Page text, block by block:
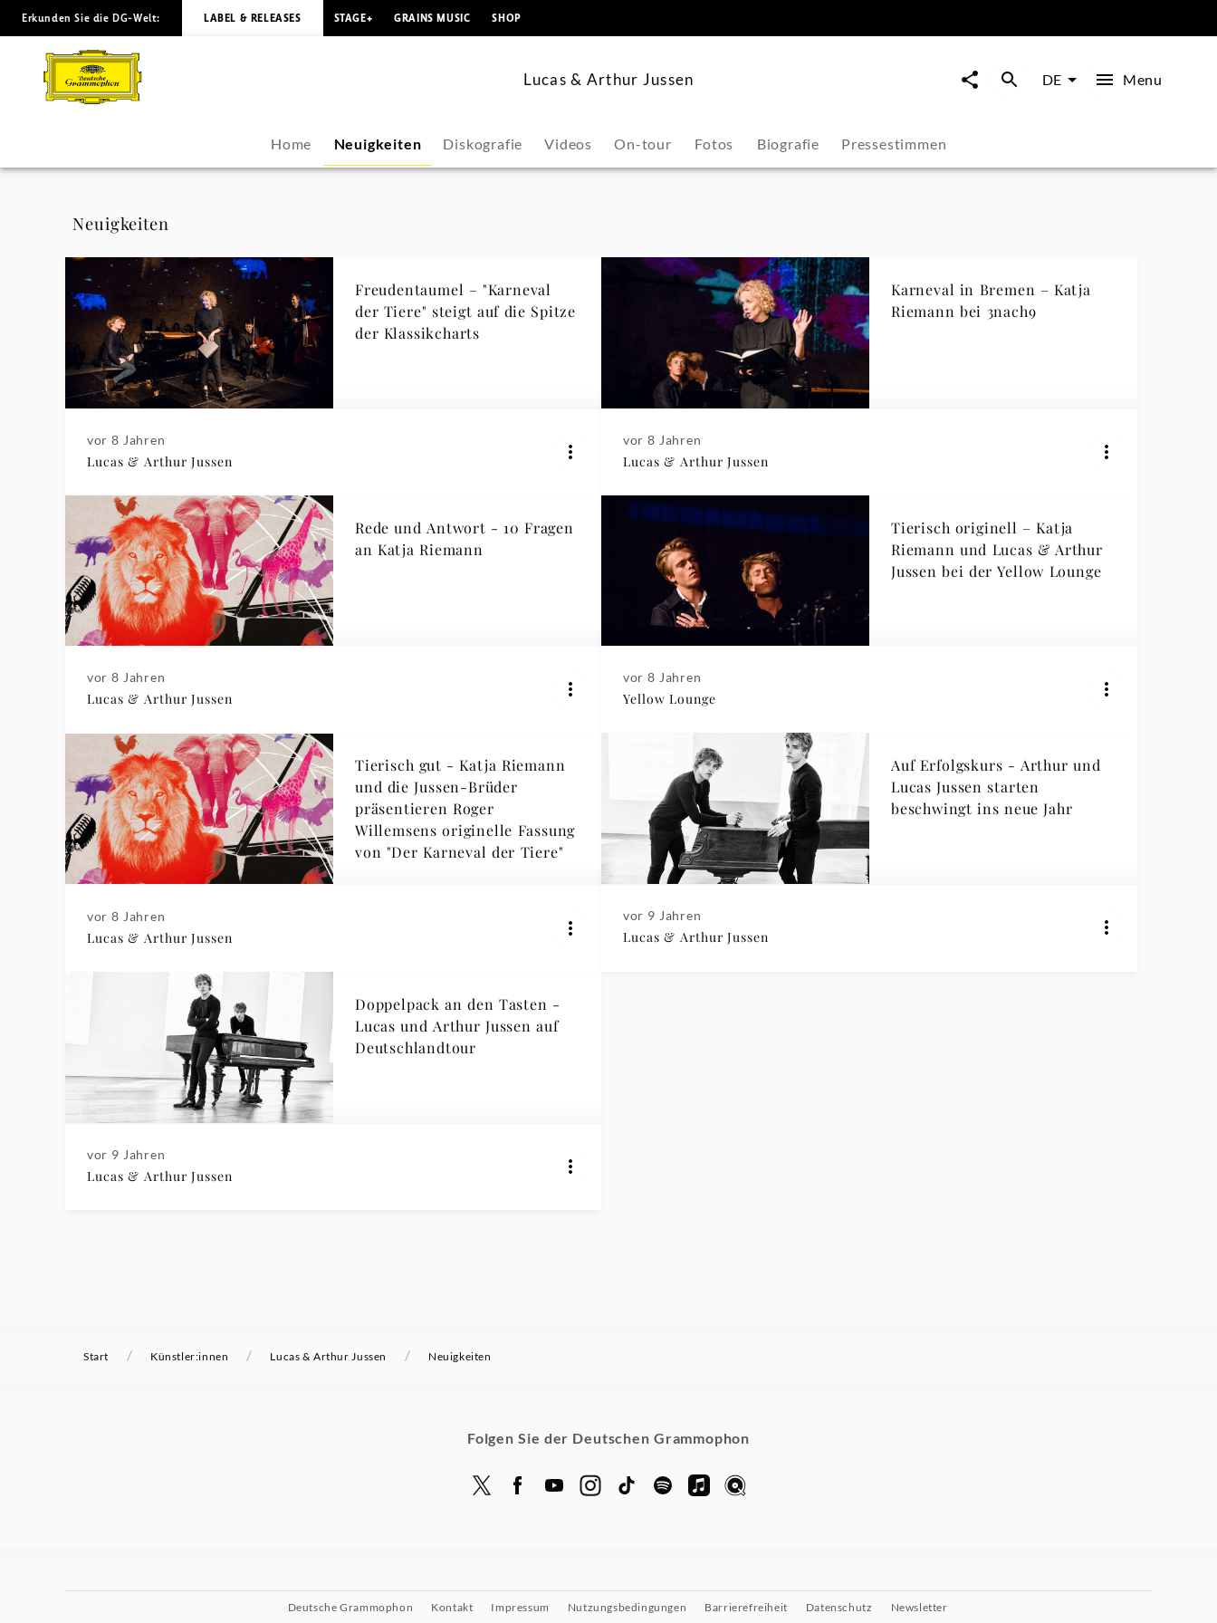
Lucas
Jussen
Neuigkeiten
Deutsche
Grammophon
Erkunden Sie die DG-Welt: LABEL & RELEASES STAGE+ GRAINS MUSIC SHOP
Lucas & Arthur Jussen DE Menu
Home Neuigkeiten Diskografie Videos On-tour Fotos Biografie Pressestimmen
Neuigkeiten
Freudentaumel – "Karneval
der Tiere" steigt auf die Spitze
der Klassikcharts
vor 8 Jahren
Lucas & Arthur Jussen
Karneval in Bremen – Katja
Riemann bei 3nach9
vor 8 Jahren
Lucas & Arthur Jussen
Rede und Antwort - 10 Fragen
an Katja Riemann
vor 8 Jahren
Lucas & Arthur Jussen
Tierisch originell – Katja
Riemann und Lucas & Arthur
Jussen bei der Yellow Lounge
vor 8 Jahren
Yellow Lounge
Tierisch gut - Katja Riemann
und die Jussen-Brüder
präsentieren Roger
Willemsens originelle Fassung
von "Der Karneval der Tiere"
vor 8 Jahren
Lucas & Arthur Jussen
Auf Erfolgskurs - Arthur und
Lucas Jussen starten
beschwingt ins neue Jahr
vor 9 Jahren
Lucas & Arthur Jussen
Doppelpack an den Tasten -
Lucas und Arthur Jussen auf
Deutschlandtour
vor 9 Jahren
Lucas & Arthur Jussen
Start / Künstler:innen / Lucas & Arthur Jussen / Neuigkeiten
Folgen Sie der Deutschen Grammophon
Deutsche Grammophon Kontakt Impressum Nutzungsbedingungen Barrierefreiheit Datenschutz Newsletter